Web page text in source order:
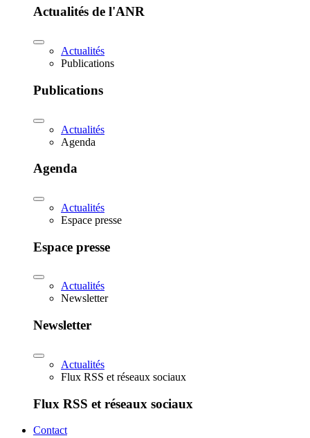
Actualités de l'ANR
Actualités
Publications
Publications
Actualités
Agenda
Agenda
Actualités
Espace presse
Espace presse
Actualités
Newsletter
Newsletter
Actualités
Flux RSS et réseaux sociaux
Flux RSS et réseaux sociaux
Contact